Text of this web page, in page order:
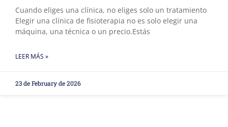
Cuando eliges una clínica, no eliges solo un tratamiento
Elegir una clínica de fisioterapia no es solo elegir una
máquina, una técnica o un precio.Estás
LEER MÁS »
23 de February de 2026